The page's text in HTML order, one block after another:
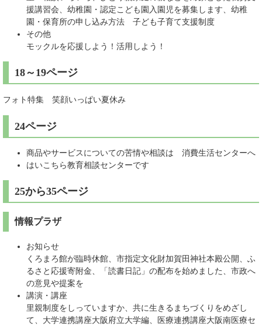
援講習会、幼稚園・認定こども園入園児を募集します、幼稚
園・保育所の申し込み方法 子ども子育て支援制度
その他
モックルを応援しよう！活用しよう！
18～19ページ
フォト特集 笑顔いっぱい夏休み
24ページ
商品やサービスについての苦情や相談は 消費生活センターへ
はいこちら教育相談センターです
25から35ページ
情報プラザ
お知らせ
くろまろ館が臨時休館、市指定文化財加賀田神社本殿公開、ふ
るさと応援寄附金、「読書日記」の配布を始めました、市政へ
の意見や提案を
講演・講座
里親制度をしっていますか、共に生きるまちづくりをめざし
て、大学連携講座大阪府立大学編、医療連携講座大阪南医療セ